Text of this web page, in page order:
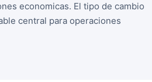
economicas. El tipo de cambio
central para operaciones